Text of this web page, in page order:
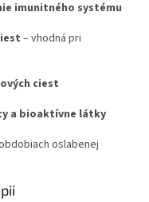
imunitného systému
– vhodná pri
ciest
a bioaktívne látky
oslabenej